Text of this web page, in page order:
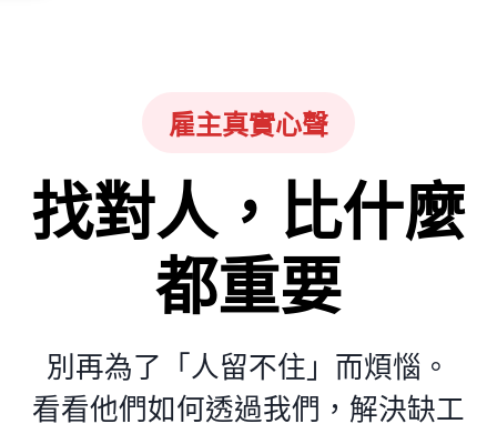
雇主真實心聲
找對人，比什麼
都重要
別再為了「人留不住」而煩惱。
看看他們如何透過我們，解決缺工